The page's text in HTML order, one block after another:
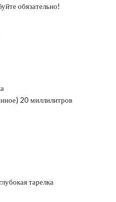
обязательно!
20 миллилитров
тарелка